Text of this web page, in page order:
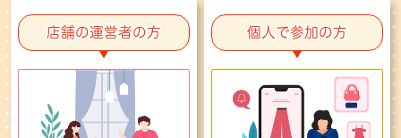
店舗の運営者の方 個人で参加の方